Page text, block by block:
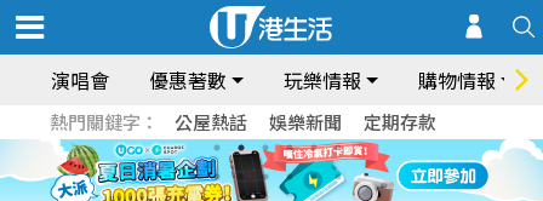
演唱會 優惠著數 玩樂情報 購物情報
熱門關鍵字： 公屋熱話 娛樂新聞 定期存款